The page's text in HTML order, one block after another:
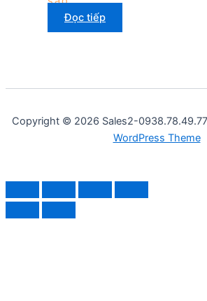
Đọc tiếp
Copyright © 2026 Sales2-
WordPress Theme